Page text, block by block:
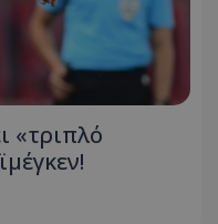
«τριπλό